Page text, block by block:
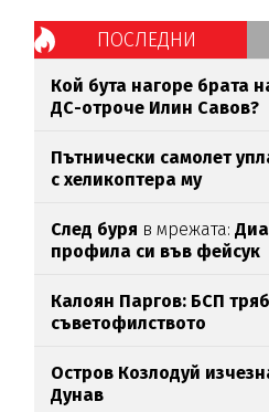
ПОСЛЕДНИ
Кой бута нагоре брата
ДС-отроче Илин Савов?
Пътнически самолет
с хеликоптера му
След буря в мрежата:
профила си във фейсук
Калоян Паргов: БСП
съветофилството
Остров Козлодуй
Дунав